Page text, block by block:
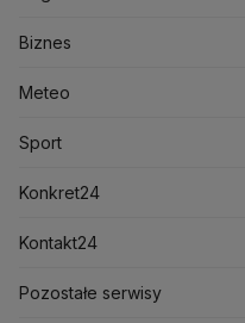
Kryptowaluty
Lotnisko Chopina
Mariusz Błaszczak
Mark Zuckerberg
Ministerstwo Aktywów
Ministerstwo Infrastruktury
Biznes
Meteo
Sport
Zdrowie
Technologia
Podcasty
Artykuły
Newslettery
Fakty po Faktach
Fakty o Świecie
Ludzie Faktów
Warszawa
Łódź
Katowice
Kraków
Poznań
Trójmiasto
Biznes
Najnowsze
Notowania
Pieniądze
Nieruchomości
Rynki
Meteo
Pogoda godzinowa
Pogoda długoterminowa
Pogoda na jutro
Pogoda na weekend
Sport
Piłka Nożna
Tenis
Kolarstwo
Konkret24
Najnowsze
Polska
Kontakt24
Najnowsze
Pozostałe serwisy